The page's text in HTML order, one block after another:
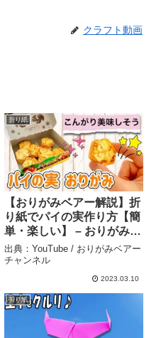
クラフト動画
折り紙
【おりがみベアー解説】折
り紙でパイの実作り方【簡
単・楽しい】 – おりがみベ
アー チャンネル
出典：YouTube / おりがみベアー
チャンネル
2023.03.10
折り紙